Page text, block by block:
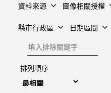
資料來源 圖像相關授權
縣市行政區 日期區間
排除關鍵字
排列順序